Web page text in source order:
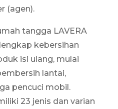
(agen).
tangga LAVERA
kebersihan
isi ulang, mulai
lantai,
pencuci mobil.
23 jenis dan varian